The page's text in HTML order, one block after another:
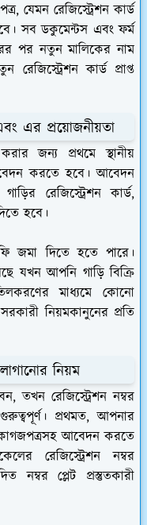
যেমন রেজিস্ট্রেশন কার্ড
সব ডকুমেন্টস এবং ফর্ম
পর নতুন মালিকের নাম
কার্ড প্রাপ্ত
এর প্রয়োজনীয়তা
জন্য প্রথমে স্থানীয়
করতে হবে। আবেদন
রেজিস্ট্রেশন কার্ড,
হবে।
জমা দিতে হতে পারে।
যখন আপনি গাড়ি বিক্রি
মাধ্যমে কোনো
নিয়মকানুনের প্রতি
নিয়ম
তখন রেজিস্ট্রেশন নম্বর
প্রথমত, আপনার
কাগজপত্রসহ আবেদন করতে
রেজিস্ট্রেশন নম্বর
নম্বর প্লেট প্রস্তুতকারী